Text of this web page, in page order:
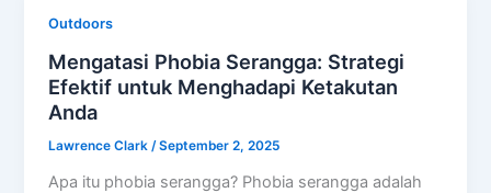
Outdoors
Mengatasi Phobia Serangga: Strategi
Efektif untuk Menghadapi Ketakutan
Anda
Lawrence Clark/September 2, 2025
Apa itu phobia serangga? Phobia serangga adalah